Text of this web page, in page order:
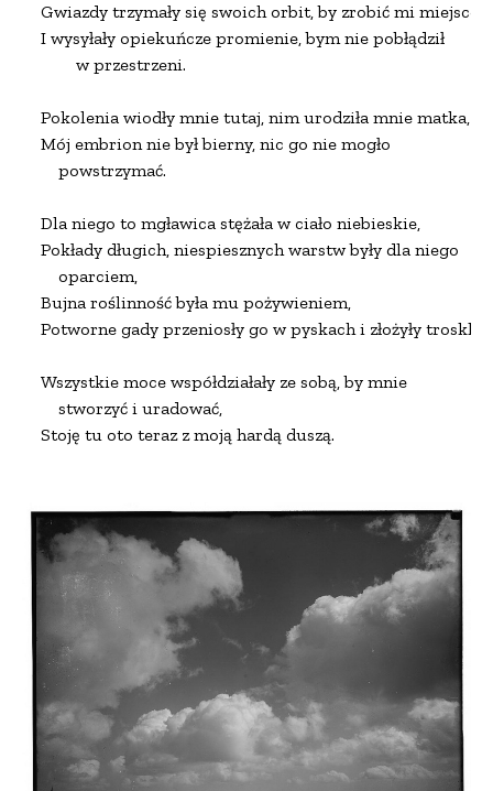
Gwiazdy trzymały się swoich orbit, by zrobić mi miejsce,
I wysyłały opiekuńcze promienie, bym nie pobłądził
        w przestrzeni.
Pokolenia wiodły mnie tutaj, nim urodziła mnie matka,
Mój embrion nie był bierny, nic go nie mogło
    powstrzymać.
Dla niego to mgławica stężała w ciało niebieskie,
Pokłady długich, niespiesznych warstw były dla niego
    oparciem,
Bujna roślinność była mu pożywieniem,
Potworne gady przeniosły go w pyskach i złożyły
Wszystkie moce współdziałały ze sobą, by mnie
    stworzyć i uradować,
Stoję tu oto teraz z moją hardą duszą.